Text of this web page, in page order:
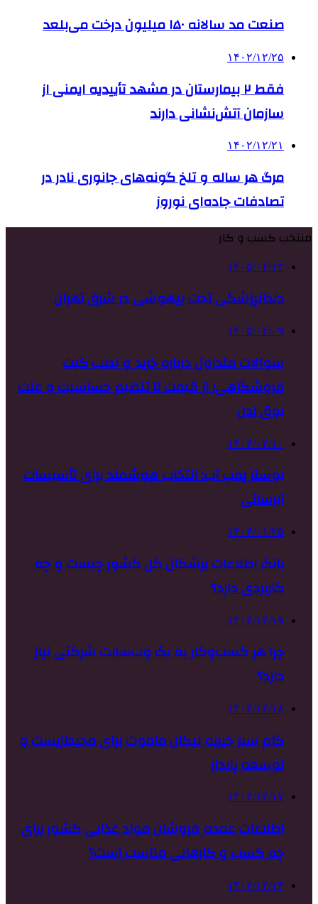
صنعت مد سالانه ۱۵۰ میلیون درخت می‌بلعد
۱۴۰۲/۱۲/۲۵
فقط ۲ بیمارستان در مشهد تأییدیه ایمنی از
سازمان آتش‌نشانی دارند
۱۴۰۲/۱۲/۲۱
مرگ هر ساله و تلخ گونه‌های جانوری نادر در
تصادفات جاده‌ای نوروز
منتخب کسب و کار
۱۴۰۵/۰۴/۱۳
دندانپزشکی تحت بیهوشی در شرق تهران
۱۴۰۵/۰۴/۰۹
سوالات متداول درباره خرید و نصب گیت
فروشگاهی؛ از قیمت تا تنظیم حساسیت و علت
بوق زدن
۱۴۰۴/۰۲/۱۰
بوستر پمپ آب: انتخاب هوشمند برای تأسیسات
آبرسانی
۱۴۰۴/۰۱/۲۵
بانک اطلاعات پزشکان کل کشور چیست و چه
کاربردی دارد؟
۱۴۰۲/۱۲/۱۹
چرا هر کسب‌وکار به یک وب‌سایت شرکتی نیاز
دارد؟
۱۴۰۲/۱۲/۱۸
گام سبز خیریه نیکان ماموت برای محیط‌زیست و
توسعه پایدار
۱۴۰۲/۱۲/۱۷
اطلاعات عمده فروشان مواد غذایی کشور برای
چه کسب و کارهایی مناسب است؟
۱۴۰۲/۱۲/۱۴